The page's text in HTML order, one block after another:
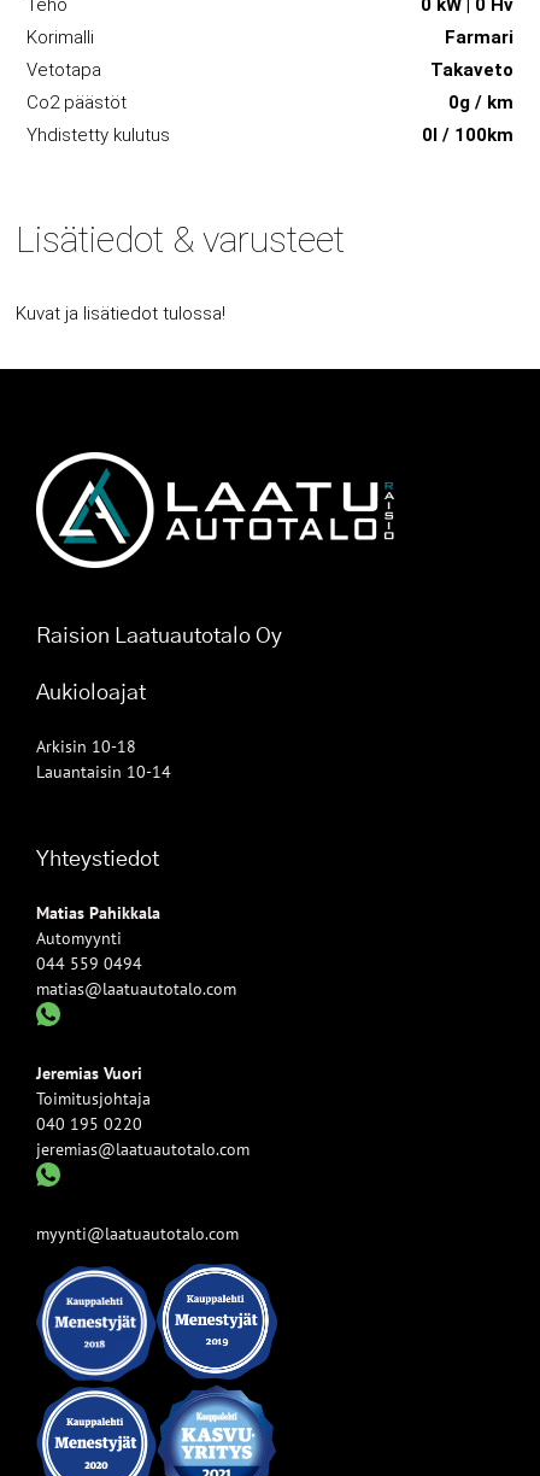
Teho
0 kW | 0 Hv
Korimalli
Farmari
Vetotapa
Takaveto
Co2 päästöt
0g / km
Yhdistetty kulutus
0l / 100km
Lisätiedot & varusteet
Kuvat ja lisätiedot tulossa!
Raision Laatuautotalo Oy
Aukioloajat
Arkisin 10-18
Lauantaisin 10-14
Yhteystiedot
Matias Pahikkala
Automyynti
044 559 0494
matias@laatuautotalo.com
Jeremias Vuori
Toimitusjohtaja
040 195 0220
jeremias@laatuautotalo.com
myynti@laatuautotalo.com